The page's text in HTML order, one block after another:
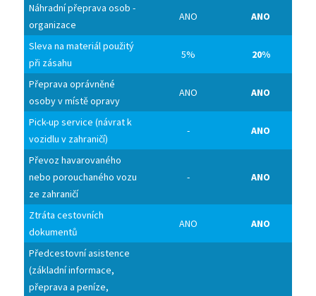
Náhradní přeprava osob -
organizace
ANO ANO
Sleva na materiál použitý
při zásahu
5% 20%
Přeprava oprávněné
osoby v místě opravy
ANO ANO
Pick-up service (návrat k
vozidlu v zahraničí)
- ANO
Převoz havarovaného
nebo porouchaného vozu
ze zahraničí
- ANO
Ztráta cestovních
dokumentů
ANO ANO
Předcestovní asistence
(základní informace,
přeprava a peníze,